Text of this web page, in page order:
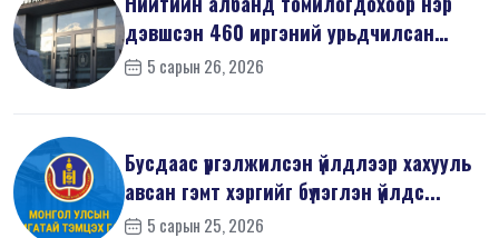
дэвшсэн 460 иргэний урьдчилсан
мэдүүл...
5 сарын 26, 2026
Бусдаас үргэлжилсэн үйлдлээр хахууль
авсан гэмт хэргийг бүлэглэн үйлдс...
5 сарын 25, 2026